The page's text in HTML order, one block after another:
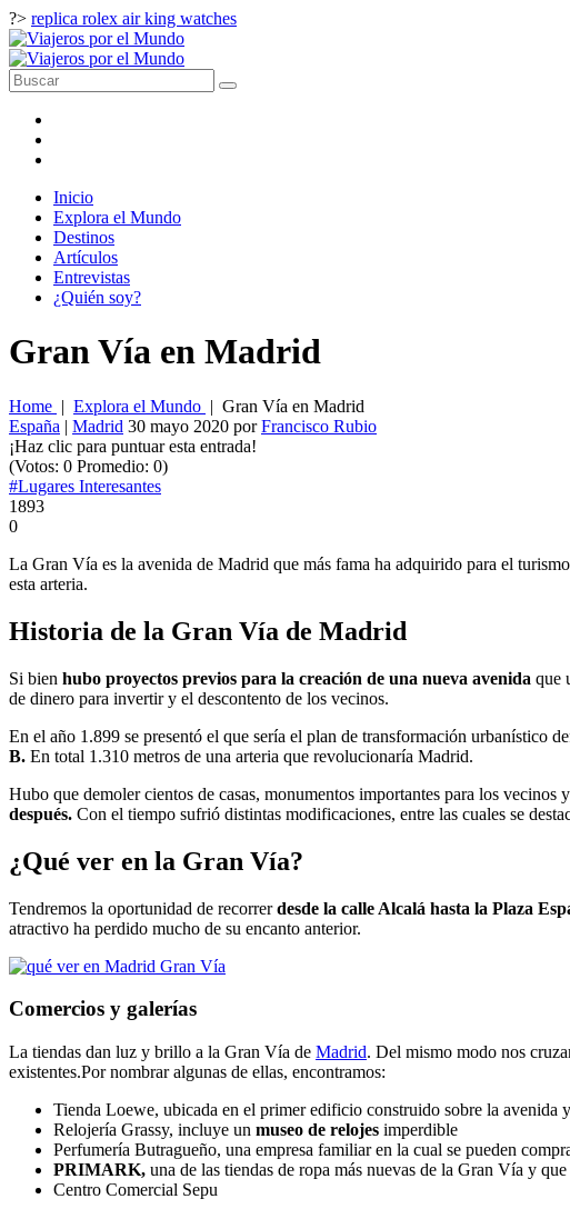
?> replica rolex air king watches
Inicio
Explora el Mundo
Destinos
Artículos
Entrevistas
¿Quién soy?
Gran Vía en Madrid
Home | Explora el Mundo | Gran Vía en Madrid
España | Madrid 30 mayo 2020 porFrancisco Rubio
¡Haz clic para puntuar esta entrada!
(Votos: 0 Promedio: 0)
#Lugares Interesantes
1893
0
La Gran Vía es la avenida de Madrid que más fama ha adquirido para el
esta arteria.
Historia de la Gran Vía de Madrid
Si bien hubo proyectos previos para la creación de una nueva avenida que
de dinero para invertir y el descontento de los vecinos.
En el año 1.899 se presentó el que sería el plan de transformación urbanístico
B. En total 1.310 metros de una arteria que revolucionaría Madrid.
Hubo que demoler cientos de casas, monumentos importantes para los vecinos
después. Con el tiempo sufrió distintas modificaciones, entre las cuales se
¿Qué ver en la Gran Vía?
Tendremos la oportunidad de recorrerdesde la calle Alcalá hasta la Plaza
atractivo ha perdido mucho de su encanto anterior.
Comercios y galerías
La tiendas dan luz y brillo a la Gran Vía de Madrid. Del mismo modo nos
existentes.Por nombrar algunas de ellas, encontramos:
Tienda Loewe, ubicada en el primer edificio construido sobre la avenida
Relojería Grassy, incluye un museo de relojes imperdible
Perfumería Butragueño, una empresa familiar en la cual se pueden
PRIMARK, una de las tiendas de ropa más nuevas de la Gran Vía y
Centro Comercial Sepu